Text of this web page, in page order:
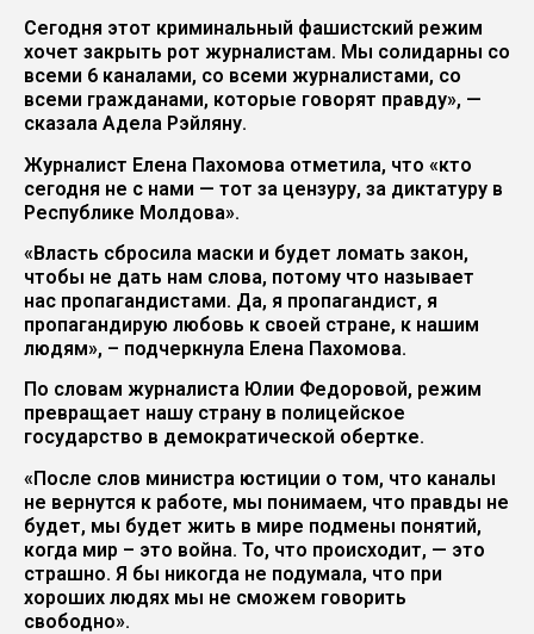
Сегодня этот криминальный фашистский режим
хочет закрыть рот журналистам. Мы солидарны со
всеми 6 каналами, со всеми журналистами, со
всеми гражданами, которые говорят правду», —
сказала Адела Рэйляну.
Журналист Елена Пахомова отметила, что «кто
сегодня не с нами — тот за цензуру, за диктатуру в
Республике Молдова».
«Власть сбросила маски и будет ломать закон,
чтобы не дать нам слова, потому что называет
нас пропагандистами. Да, я пропагандист, я
пропагандирую любовь к своей стране, к нашим
людям», – подчеркнула Елена Пахомова.
По словам журналиста Юлии Федоровой, режим
превращает нашу страну в полицейское
государство в демократической обертке.
«После слов министра юстиции о том, что каналы
не вернутся к работе, мы понимаем, что правды не
будет, мы будет жить в мире подмены понятий,
когда мир – это война. То, что происходит, — это
страшно. Я бы никогда не подумала, что при
хороших людях мы не сможем говорить
свободно».